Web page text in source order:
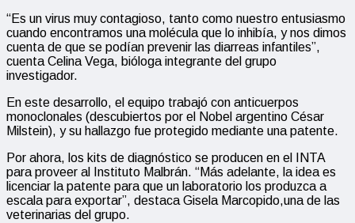
“Es un virus muy contagioso, tanto como nuestro entusiasmo
cuando encontramos una molécula que lo inhibía, y nos dimos
cuenta de que se podían prevenir las diarreas infantiles”,
cuenta Celina Vega, bióloga integrante del grupo
investigador.
En este desarrollo, el equipo trabajó con anticuerpos
monoclonales (descubiertos por el Nobel argentino César
Milstein), y su hallazgo fue protegido mediante una patente.
Por ahora, los kits de diagnóstico se producen en el INTA
para proveer al Instituto Malbrán. “Más adelante, la idea es
licenciar la patente para que un laboratorio los produzca a
escala para exportar”, destaca Gisela Marcopido,una de las
veterinarias del grupo.